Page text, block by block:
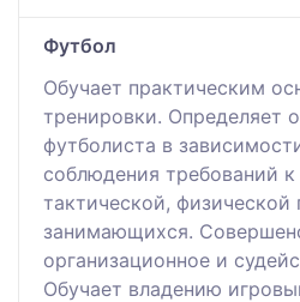
Футбол
Обучает практическим
тренировки. Определяет
футболиста в
соблюдения требований к
тактической, физической
занимающихся.
организационное и
Обучает владению